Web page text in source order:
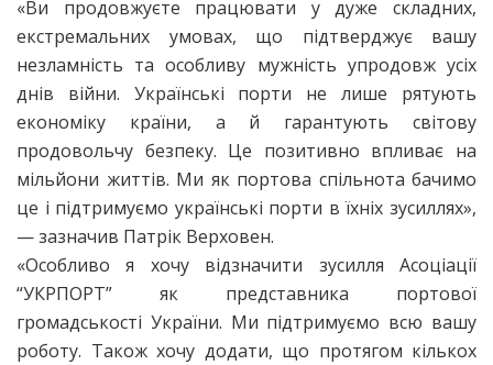
«Ви продовжуєте працювати у дуже складних,
екстремальних умовах, що підтверджує вашу
незламність та особливу мужність упродовж усіх
днів війни. Українські порти не лише рятують
економіку країни, а й гарантують світову
продовольчу безпеку. Це позитивно впливає на
мільйони життів. Ми як портова спільнота бачимо
це і підтримуємо українські порти в їхніх зусиллях»,
— зазначив Патрік Верховен.
«Особливо я хочу відзначити зусилля Асоціації
“УКРПОРТ” як представника портової
громадськості України. Ми підтримуємо всю вашу
роботу. Також хочу додати, що протягом кількох